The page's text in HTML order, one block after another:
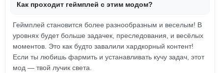
Как проходит геймплей с этим модом?
Геймплей становится более разнообразным и веселым! В
уровнях будет больше задачек, преследования, и весёлых
моментов. Это как будто завалили хардкорный контент!
Если ты любишь фармить и устанавливать кучу задач, этот
мод — твой лучик света.